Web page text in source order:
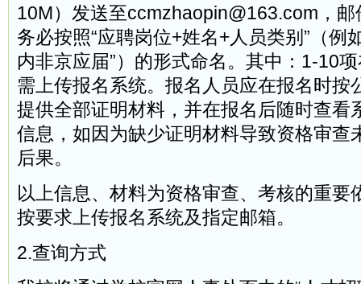
10M）发送至ccmzhaopin@163.com，
务必按照“应聘岗位+姓名+人员类别”（例
内非京应届”）的形式命名。其中：1-10
需上传报名系统。报名人员应在报名时按
提供全部证明材料，并在报名后随时查看
信息，如因为缺少证明材料导致资格审查
后果。
以上信息、材料为资格审查、考核的重要
按要求上传报名系统及指定邮箱。
2.查询方式